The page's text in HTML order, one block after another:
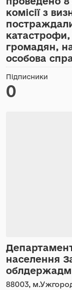
комісії з
катастрофи,
громадян,
особова
Підписники
0
населення
88003,